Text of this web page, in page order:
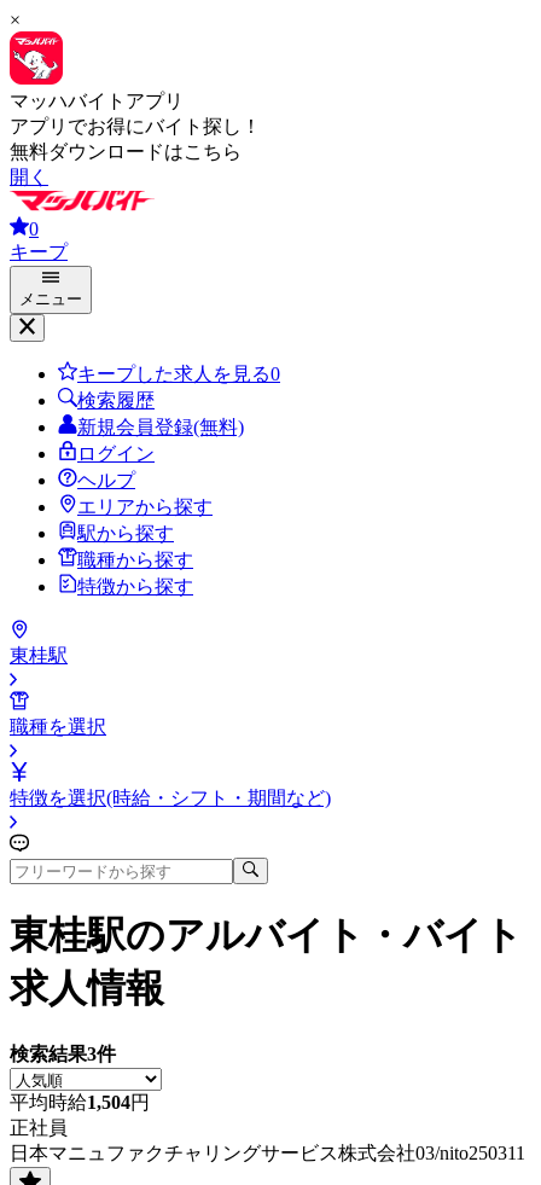
×
マッハバイトアプリ
アプリでお得にバイト探し！
無料ダウンロードはこちら
開く
0
キープ
メニュー
キープした求人を見る0
検索履歴
新規会員登録(無料)
ログイン
ヘルプ
エリアから探す
駅から探す
職種から探す
特徴から探す
東桂駅
職種を選択
特徴を選択(時給・シフト・期間など)
東桂駅のアルバイト・バイト
求人情報
検索結果3件
平均時給1,504円
正社員
日本マニュファクチャリングサービス株式会社03/nito250311